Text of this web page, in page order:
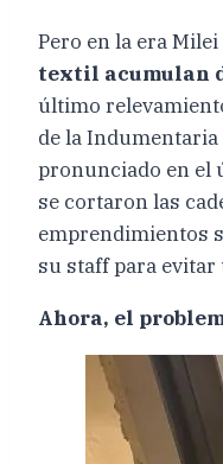
Pero en la era Milei
textil acumulan
último
de la
pronunciado en el
se cortaron las
emprendimientos
su staff para
Ahora, el